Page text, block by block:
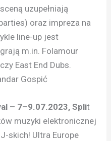
uzupełniają
oraz impreza na
line-up jest
m.in. Folamour
East End Dubs.
Gospić
– 7–9.07.2023, Split
muzyki elektronicznej
skich! Ultra Europe